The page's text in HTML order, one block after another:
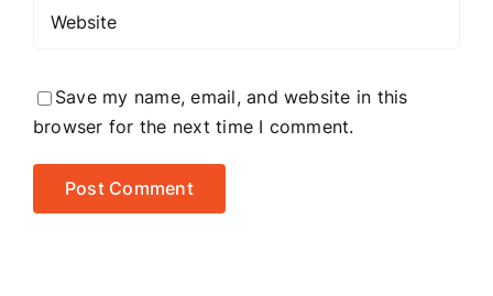
Save my name, email, and website in this
browser for the next time I comment.